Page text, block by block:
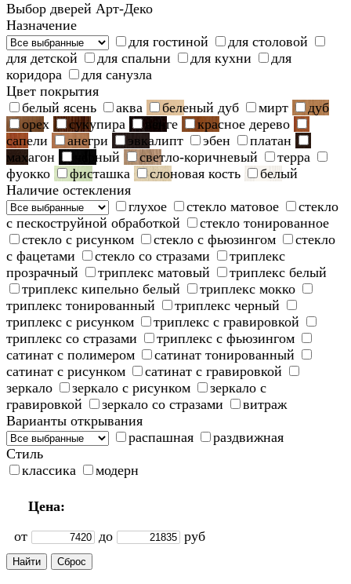
Выбор дверей Арт-Деко
Назначение
для гостиной
для столовой
для детской
для спальни для кухни
для
коридора
для санузла
Цвет покрытия
белый ясень
аква беленый дуб мирт
дуб
орех
сукупира венге
красное дерево
сапели
анегри эвкалипт эбен
платан
махагон
черный светло-коричневый
терра
фуокко
фисташка слоновая кость
белый
Наличие остекления
глухое
стекло матовое
стекло
с пескоструйной обработкой
стекло тонированное
стекло с рисунком
стекло с фьюзингом
стекло
с фацетами
стекло со стразами
триплекс
прозрачный
триплекс матовый
триплекс белый
триплекс кипельно белый
триплекс мокко
триплекс тонированный
триплекс черный
триплекс с рисунком
триплекс с гравировкой
триплекс со стразами
триплекс с фьюзингом
сатинат с полимером
сатинат тонированный
сатинат с рисунком
сатинат с гравировкой
зеркало
зеркало с рисунком
зеркало с
гравировкой
зеркало со стразами
витраж
Варианты открывания
распашная
раздвижная
Стиль
классика
модерн
Цена:
от
до руб